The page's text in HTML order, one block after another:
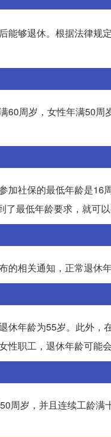
能够退休。根据法律规定
周岁，女性年满50
加社保的最低年龄是
最低年龄要求，就可以
相关通知，正常退休
年龄为55岁。此外，
职工，退休年龄可能会
周岁，并且连续工龄